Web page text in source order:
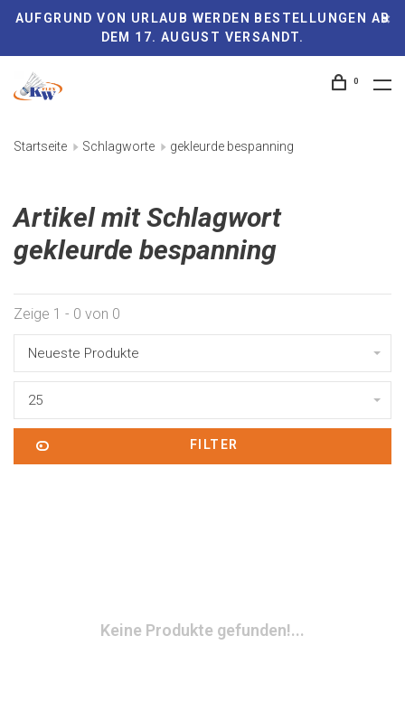
AUFGRUND VON URLAUB WERDEN BESTELLUNGEN AB
DEM 17. AUGUST VERSANDT.
0
Startseite Schlagworte gekleurde bespanning
Artikel mit Schlagwort
gekleurde bespanning
Zeige 1 - 0 von 0
Neueste Produkte
25
FILTER
Keine Produkte gefunden!...